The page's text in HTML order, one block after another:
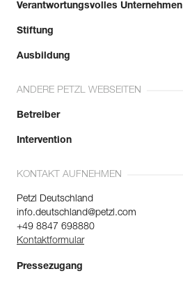
Verantwortungsvolles Unternehmen
Stiftung
Ausbildung
ANDERE PETZL WEBSEITEN
Betreiber
Intervention
KONTAKT AUFNEHMEN
Petzl Deutschland
info.deutschland@petzl.com
+49 8847 698880
Kontaktformular
Pressezugang